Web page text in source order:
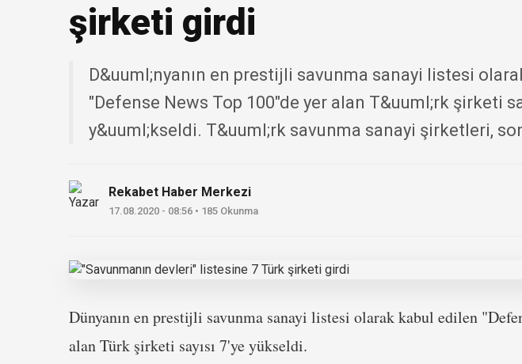
şirketi girdi
D&uuml;nyanın en prestijli savunma sanayi listesi
"Defense News Top 100"de yer alan T&uuml;rk şirketi
y&uuml;kseldi. T&uuml;rk savunma sanayi şirketleri,
Rekabet Haber Merkezi
17.08.2020 - 08:56 • 185 Okunma
Dünyanın en prestijli savunma sanayi listesi olarak kabul edilen
alan Türk şirketi sayısı 7'ye yükseldi.